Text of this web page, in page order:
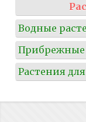
Водные
Прибрежные
Растения